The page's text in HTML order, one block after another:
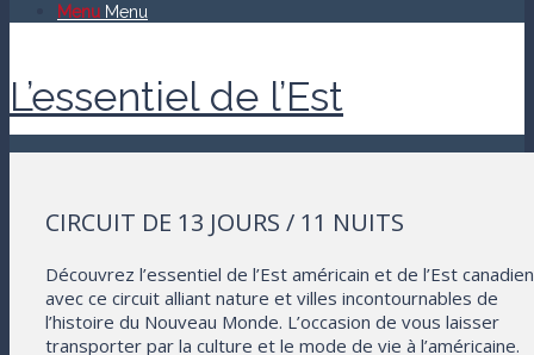
Menu Menu
L’essentiel de l’Est
CIRCUIT DE 13 JOURS / 11 NUITS
Découvrez l’essentiel de l’Est américain et de l’Est canadien
avec ce circuit alliant nature et villes incontournables de
l’histoire du Nouveau Monde. L’occasion de vous laisser
transporter par la culture et le mode de vie à l’américaine.